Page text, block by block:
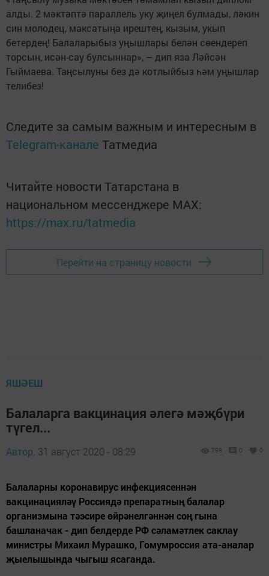
алды. 2 мәктәптә параллель уку җиңел булмады, ләкин
син молодец, максатыңа ирештең, кызым, укып
бетердең! Балаларыбыз уңышлары белән сөендереп
торсын, исән-сау булсыннар», – дип яза Ләйсән
Гыймаева. Таңсылуны без дә котлыйбыз һәм уңышлар
телибез!
Следите за самым важным и интересным в
Telegram-канале Татмедиа
Читайте новости Татарстана в
национальном мессенджере MАХ:
https://max.ru/tatmedia
Перейти на страницу новости
ЯШӘЕШ
Балаларга вакцинация әлегә мәҗбүри
түгел...
Автор, 31 август 2020 - 08:29 798 0 0
Балаларны коронавирус инфекциясеннән
вакцинацияләү Россиядә препаратның балалар
организмына тәэсире өйрәнелгәннән соң гына
башланачак - дип белдерде РФ сәламәтлек саклау
министры Михаил Мурашко, Гомумроссия ата-аналар
җыелышында чыгыш ясаганда.